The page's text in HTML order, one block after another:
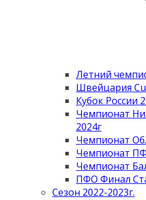
Летний
Швейцария
Кубок России
Чемпионат
2024г
Чемпионат
Чемпионат
Чемпионат
ПФО Финал
Сезон 2022-2023г.